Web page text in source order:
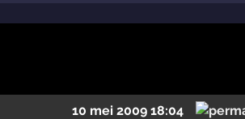
10 mei 2009 18:04